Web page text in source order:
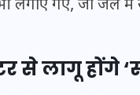
भी लगाए गए, जो
लागू होंगे
(25